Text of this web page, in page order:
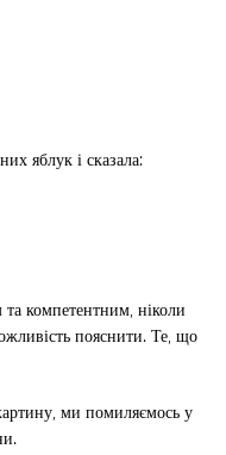
яблук і сказала:
компетентним, ніколи
пояснити. Те, що
ми помиляємось у